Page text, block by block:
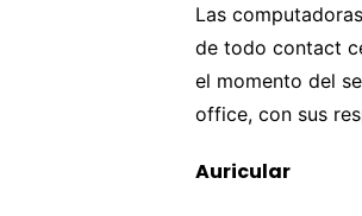
Las
de todo contact
el momento del
office, con sus
Auricular